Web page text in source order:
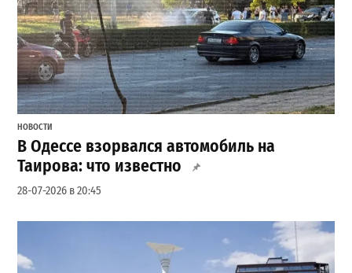
НОВОСТИ
В Одессе взорвался автомобиль на
Таирова: что известно
28-07-2026 в 20:45